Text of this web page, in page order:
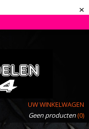
×
UW WINKELWAGEN
Geen producten(0)